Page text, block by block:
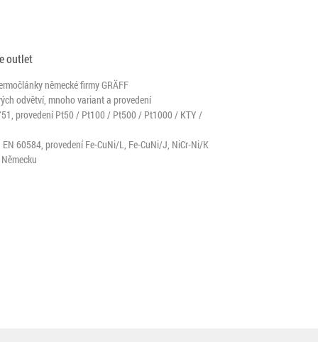
outlet
německé firmy GRÄFF
odvětví, mnoho variant a provedení
provedení Pt50 / Pt100 / Pt500 / Pt1000 / KTY /
60584, provedení Fe-CuNi/L, Fe-CuNi/J, NiCr-Ni/K